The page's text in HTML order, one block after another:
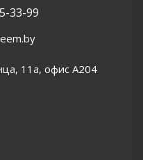
33-99
11а, офис А204